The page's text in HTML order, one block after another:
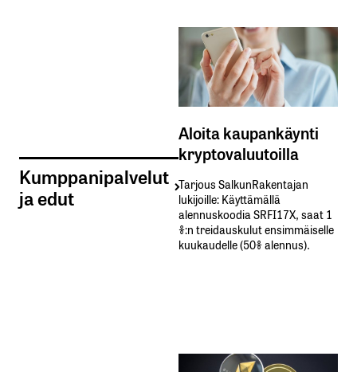
Kumppanipalvelut
ja edut
Aloita kaupankäynti
kryptovaluutoilla
Tarjous SalkunRakentajan
lukijoille: Käyttämällä​ ​
alennuskoodia​ ​SRFI17X,​ ​saat​ ​1
%:n treidauskulut​ ​ensimmäiselle​ ​
kuukaudelle​ ​(50%​ ​alennus).